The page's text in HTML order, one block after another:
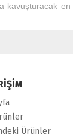
kavuşturacak
Ürünler